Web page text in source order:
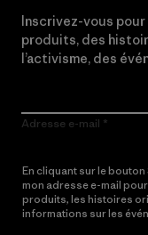
Inscrivez-vous
produits, des
l’activisme, des
Adresse e-mail
En cliquant sur le bouton
mon adresse e-mail
produits, les histoires
informations sur les